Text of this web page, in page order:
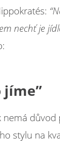
nechť je
jíme”
nemá důvod
stylu na